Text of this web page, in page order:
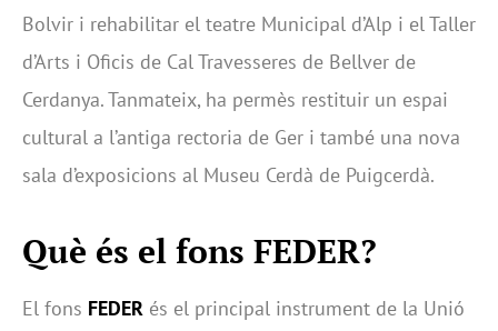
Bolvir i rehabilitar el teatre Municipal d’Alp i el Taller
d’Arts i Oficis de Cal Travesseres de Bellver de
Cerdanya. Tanmateix, ha permès restituir un espai
cultural a l’antiga rectoria de Ger i també una nova
sala d’exposicions al Museu Cerdà de Puigcerdà.
Què és el fons FEDER?
El fons FEDER és el principal instrument de la Unió